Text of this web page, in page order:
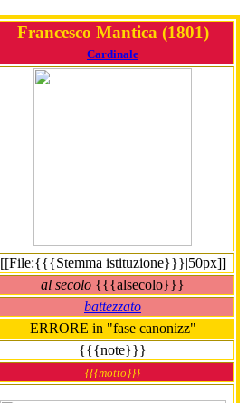
Francesco Mantica (1801)
Cardinale
[[File:{{{Stemma istituzione}}}|50px]]
al secolo {{{alsecolo}}}
battezzato
ERRORE in "fase canonizz"
{{{note}}}
{{{motto}}}